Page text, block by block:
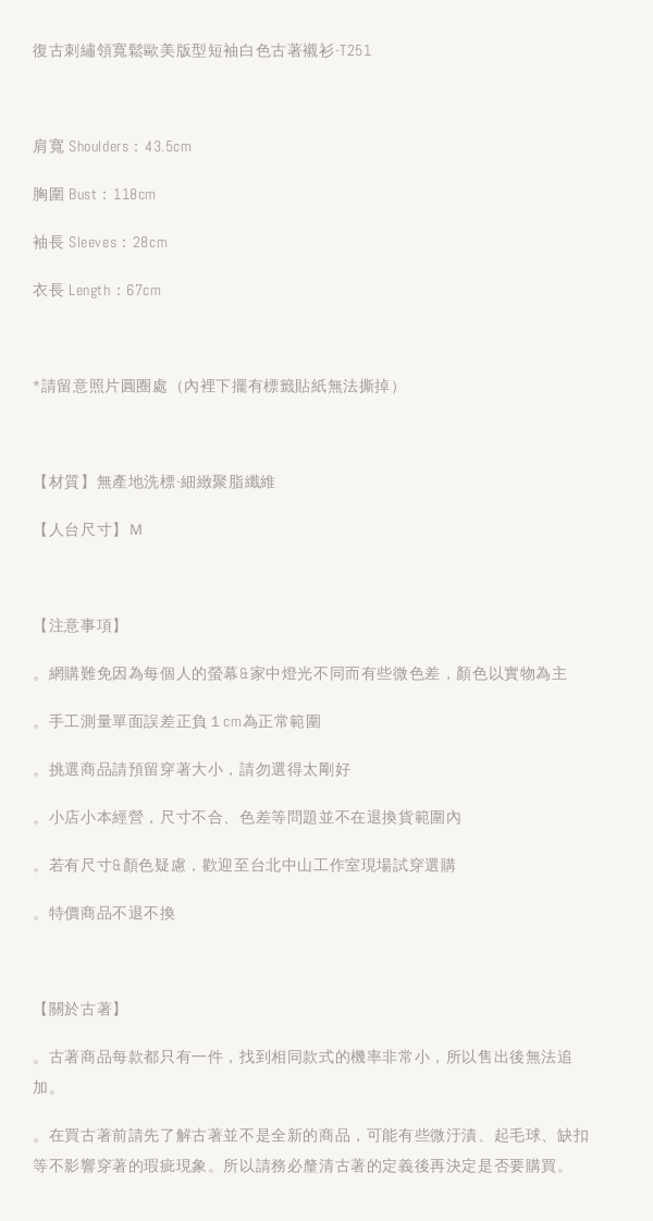
復古刺繡領寬鬆歐美版型短袖白色古著襯衫-T251
肩寬 Shoulders：43.5cm
胸圍 Bust：118cm
袖長 Sleeves：28cm
衣長 Length：67cm
*請留意照片圓圈處（內裡下擺有標籤貼紙無法撕掉）
【材質】無產地洗標-細緻聚脂纖維
【人台尺寸】Ｍ
【注意事項】
。網購難免因為每個人的螢幕&家中燈光不同而有些微色差，顏色以實物為主
。手工測量單面誤差正負１cm為正常範圍
。挑選商品請預留穿著大小，請勿選得太剛好
。小店小本經營，尺寸不合、色差等問題並不在退換貨範圍內
。若有尺寸&顏色疑慮，歡迎至台北中山工作室現場試穿選購
。特價商品不退不換
【關於古著】
。古著商品每款都只有一件，找到相同款式的機率非常小，所以售出後無法追
加。
。在買古著前請先了解古著並不是全新的商品，可能有些微汙漬、起毛球、缺扣
等不影響穿著的瑕疵現象。所以請務必釐清古著的定義後再決定是否要購買。